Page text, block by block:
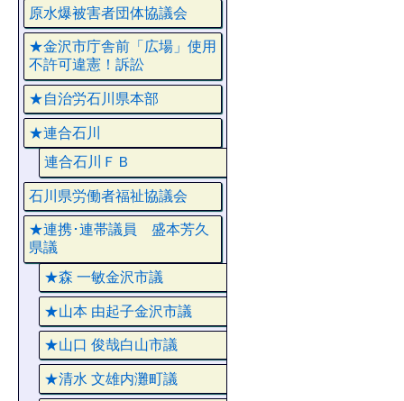
原水爆被害者団体協議会
★金沢市庁舎前「広場」使用
不許可違憲！訴訟
★自治労石川県本部
★連合石川
連合石川ＦＢ
石川県労働者福祉協議会
★連携･連帯議員 盛本芳久
県議
★森 一敏金沢市議
★山本 由起子金沢市議
★山口 俊哉白山市議
★清水 文雄内灘町議